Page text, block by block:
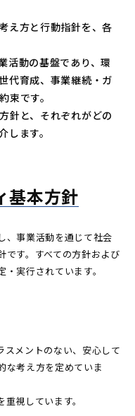
え方と行動指針を、各
活動の基盤であり、環
代育成、事業継続・ガ
束です。
針と、それぞれがどの
します。
基本方針
、事業活動を通じて社会
です。すべての方針および
実行されています。
スメントのない、安心して
な考え方を定めていま
視しています。